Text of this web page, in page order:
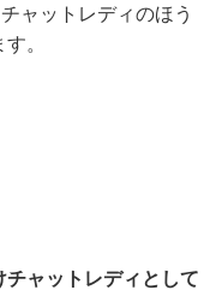
ャットレディのほう
。
チャットレディとして